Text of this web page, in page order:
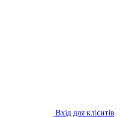
Вхід для клієнтів